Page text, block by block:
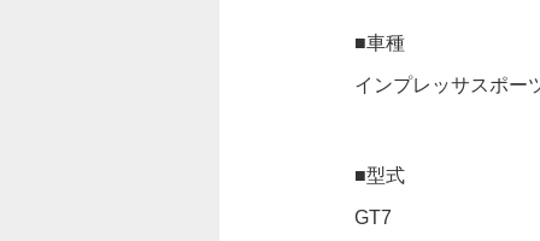
■車種
インプレッサスポー
■型式
GT7